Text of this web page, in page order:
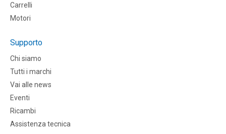
Carrelli
Motori
Supporto
Chi siamo
Tutti i marchi
Vai alle news
Eventi
Ricambi
Assistenza tecnica